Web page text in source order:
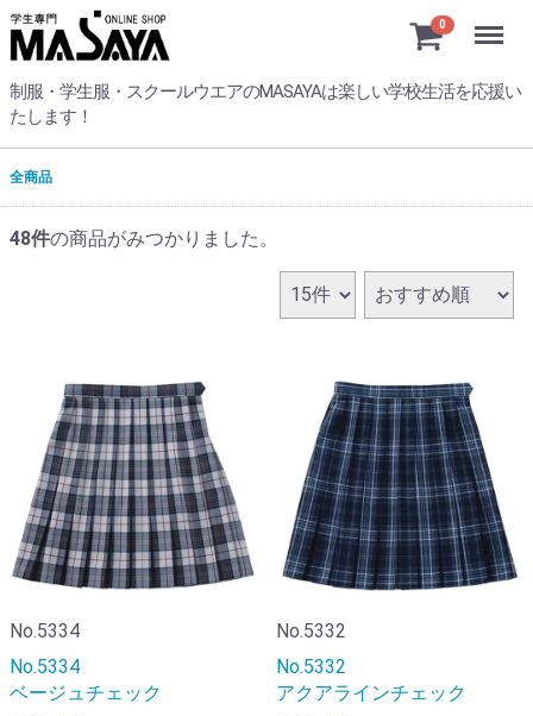
制服・学生服・スクールウエアのMASAYAは楽しい学校生活を応援い
たします！
0 Menu
全商品
48件の商品がみつかりました。
No.5334
No.5334
ベージュチェック
No.5332
No.5332
アクアラインチェック